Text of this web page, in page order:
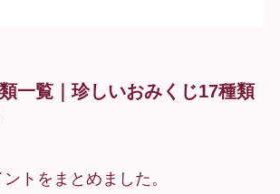
一覧｜珍しいおみくじ17種類
トをまとめました。